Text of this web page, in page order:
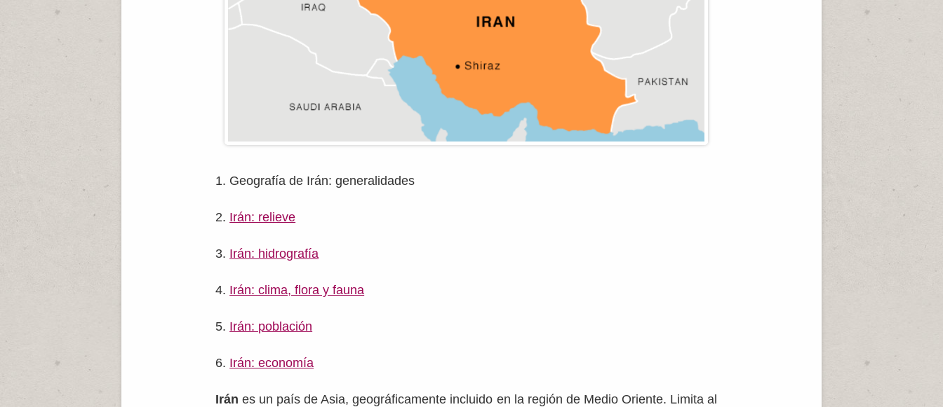
Geografía de Irán: generalidades
Irán: relieve
Irán: hidrografía
Irán: clima, flora y fauna
Irán: población
Irán: economía
Irán es un país de Asia, geográficamente incluido en la región de Medio Oriente. Limita al